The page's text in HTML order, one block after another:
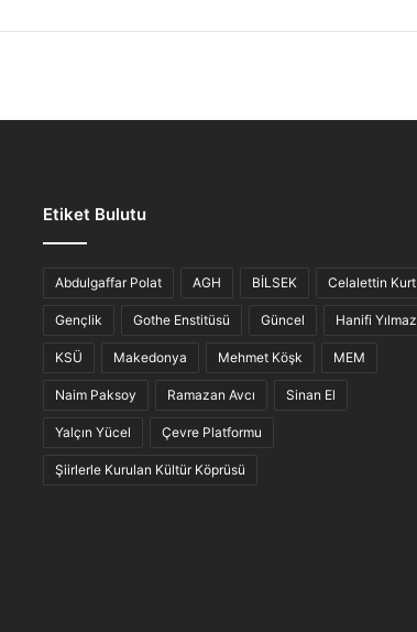
Ahvali
Türkülerinin “Anlam Ağları” Keşfedildi
Etiket Bulutu
Abdulgaffar Polat AGH BİLSEK Celalettin Kurt
Gençlik Gothe Enstitüsü Güncel Hanifi Yılmaz
KSÜ Makedonya Mehmet Köşk MEM
Naim Paksoy Ramazan Avcı Sinan El
Yalçın Yücel Çevre Platformu
Şiirlerle Kurulan Kültür Köprüsü